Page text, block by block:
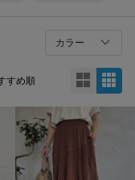
カラー